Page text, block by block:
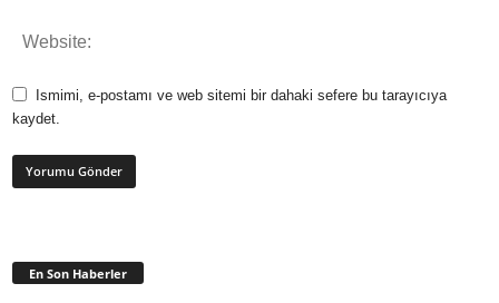
Ismimi, e-postamı ve web sitemi bir dahaki sefere bu tarayıcıya
kaydet.
En Son Haberler